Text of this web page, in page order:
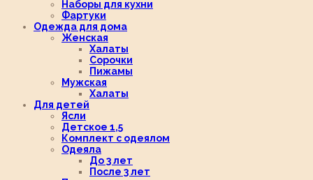
Наборы для кухни
Фартуки
Одежда для дома
Женская
Халаты
Сорочки
Пижамы
Мужская
Халаты
Для детей
Ясли
Детское 1,5
Комплект с одеялом
Одеяла
До 3 лет
После 3 лет